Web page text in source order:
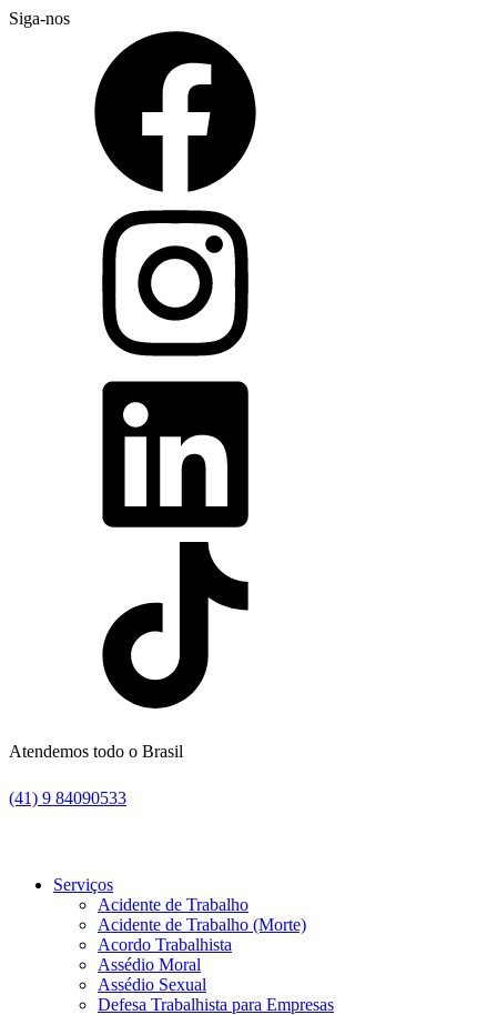
Siga-nos
Atendemos todo o Brasil
(41) 9 84090533
Serviços
Acidente de Trabalho
Acidente de Trabalho (Morte)
Acordo Trabalhista
Assédio Moral
Assédio Sexual
Defesa Trabalhista para Empresas